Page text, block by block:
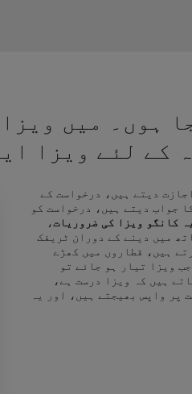
ہوں۔ میں
کے لئے ویزا
دیتے ہیں، درخواست کے
جواب دیتے ہیں، درخواست کو
کانگو ویزا کی ضروریات،
میں دینے کے دوران ٹریفک
ہیں، قطاروں میں کھڑے
ویزا تیار ہو جائے تو
ہیں کہ ویزا درست ہے،
پر واپس بھیجتے ہیں، اور یہ